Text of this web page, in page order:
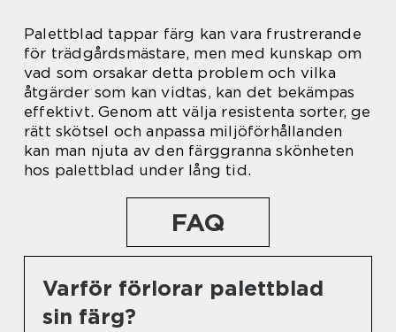
Palettblad tappar färg kan vara frustrerande
för trädgårdsmästare, men med kunskap om
vad som orsakar detta problem och vilka
åtgärder som kan vidtas, kan det bekämpas
effektivt. Genom att välja resistenta sorter, ge
rätt skötsel och anpassa miljöförhållanden
kan man njuta av den färggranna skönheten
hos palettblad under lång tid.
FAQ
Varför förlorar palettblad
sin färg?